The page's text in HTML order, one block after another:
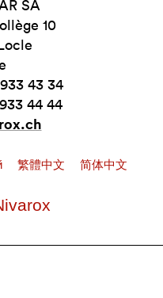
SA
10
43 34
44 44
繁體中文 简体中文